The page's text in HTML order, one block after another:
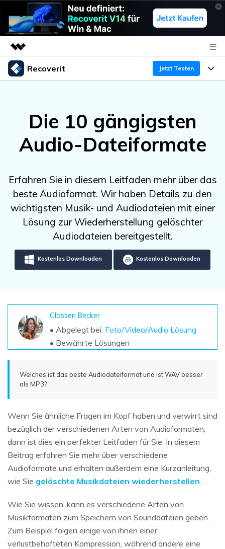
Top-Produkte
Überblick
Lösungen
Über uns
Presseraum
Support
Recoverit Jetzt Testen
Recoverit für Windows
KI
Ein führendes Tool zur Datenrettung für Windows
Recoverit für Mac
Unbegrenzte Daten vom Mac-System
wiederherstellen
Kostenlos Testen
wiederherstellen
Repairit - Datenreparatur
UBackit - Datensicherung
Funktionen
Wiederherstellung von Laufwerken
Exklusive Wiederherstellungsl?sungen Neu
Dokumente wiederherstellen
Datenverlust-Szenarien
Ressourcen
Experte für Datenrettung
Kundengeschichten
Aktuelles Thema
Guide
DOWNLOAD Sign In
search
Die 10 gängigsten
Audio-Dateiformate
Erfahren Sie in diesem Leitfaden mehr über das
beste Audioformat. Wir haben Details zu den
wichtigsten Musik- und Audiodateien mit einer
Lösung zur Wiederherstellung gelöschter
Audiodateien bereitgestellt.
Kostenlos Downloaden Kostenlos Downloaden
Classen Becker
• Abgelegt bei: Foto/Video/Audio Lösung
• Bewährte Lösungen
Welches ist das beste Audiodateiformat und ist WAV besser
als MP3?
Wenn Sie ähnliche Fragen im Kopf haben und verwirrt sind
bezüglich der verschiedenen Arten von Audioformaten,
dann ist dies ein perfekter Leitfaden für Sie. In diesem
Beitrag erfahren Sie mehr über verschiedene
Audioformate und erhalten außerdem eine Kurzanleitung,
wie Sie gelöschte Musikdateien wiederherstellen
Wie Sie wissen, kann es verschiedene Arten von
Musikformaten zum Speichern von Sounddateien geben.
Zum Beispiel folgen einige von ihnen einer
verlustbehafteten Kompression, während andere eine